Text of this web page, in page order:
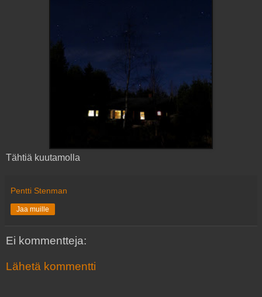
Tähtiä kuutamolla
Pentti Stenman
Jaa muille
Ei kommentteja:
Lähetä kommentti